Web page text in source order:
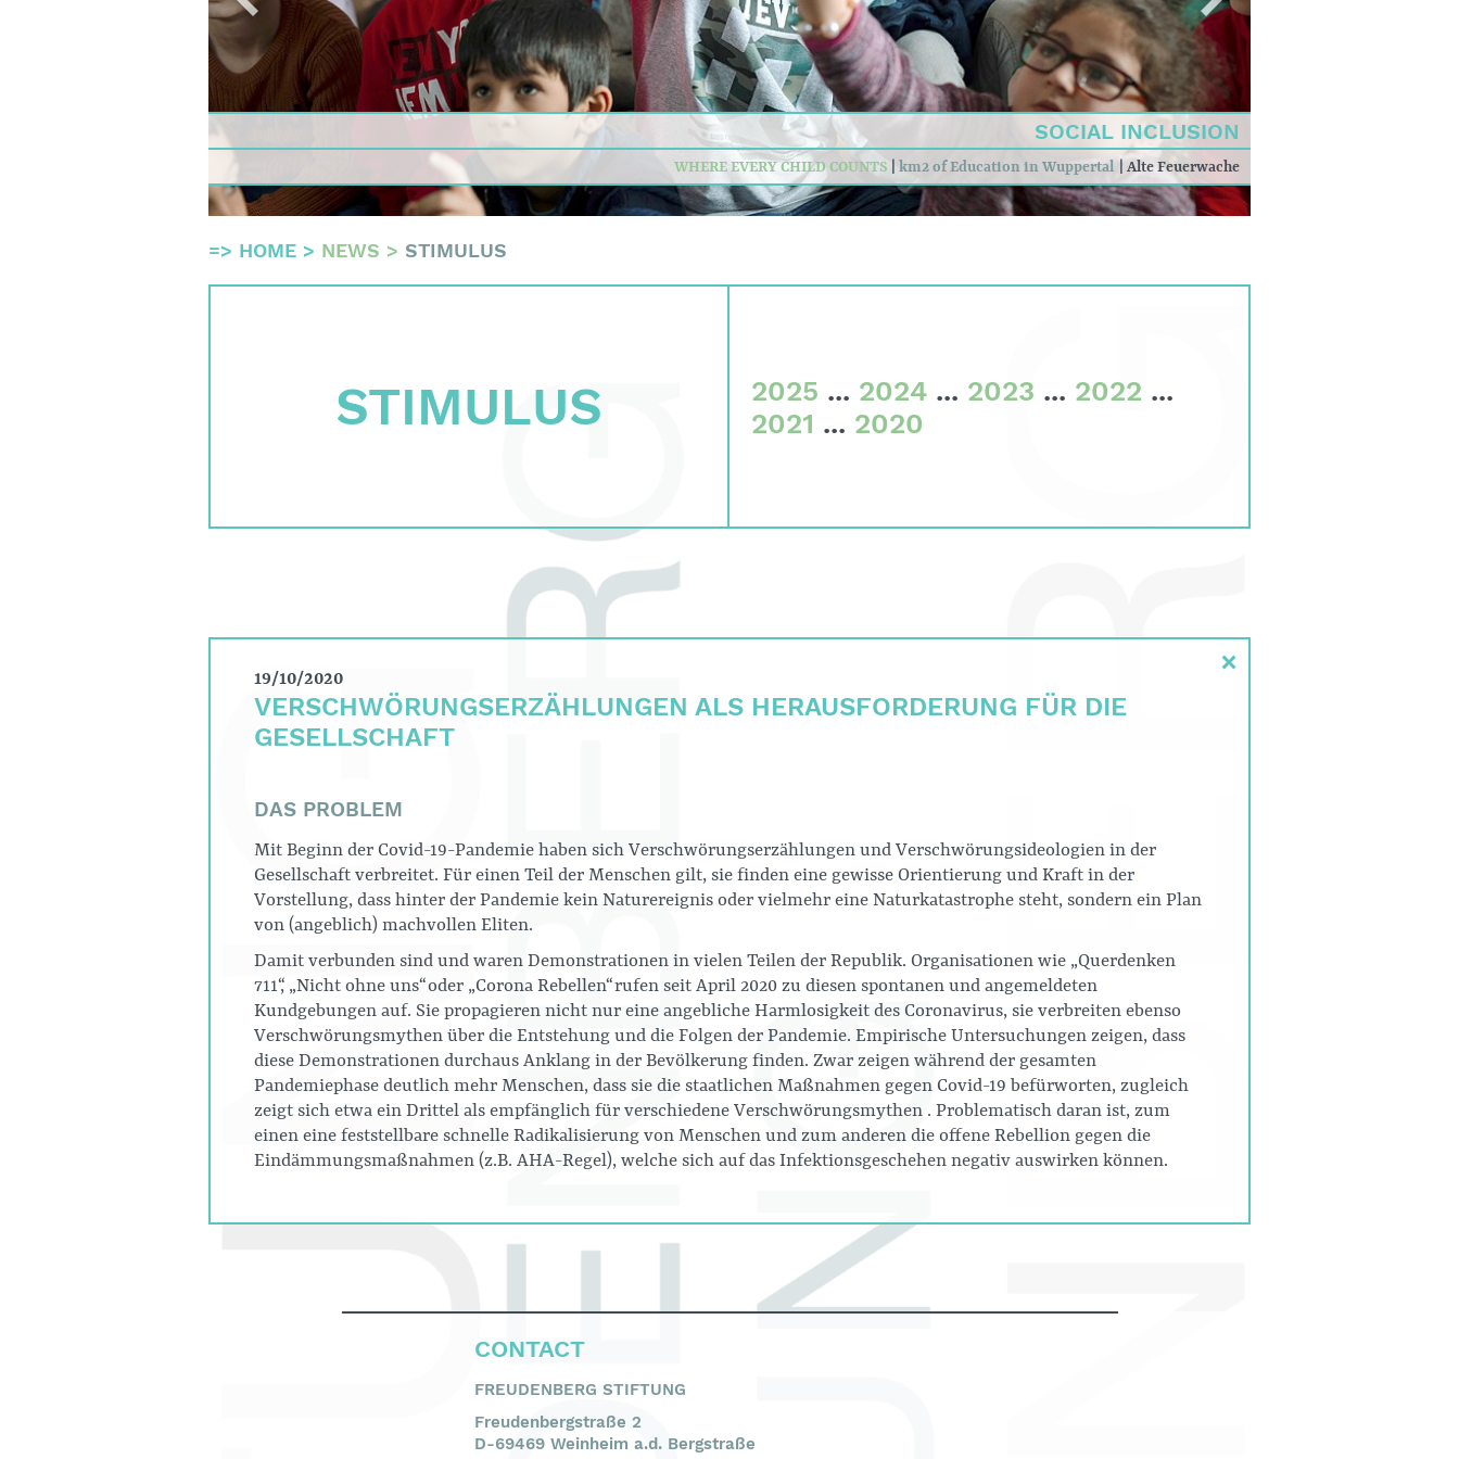
SOCIAL INCLUSION
WHERE EVERY CHILD COUNTS km2 of Education in Wuppertal Alte Feuerwache
=> HOME > NEWS > STIMULUS
STIMULUS 2025 ... 2024 ... 2023 ... 2022 ...
2021 ... 2020
×
19/10/2020
VERSCHWÖRUNGSERZÄHLUNGEN ALS HERAUSFORDERUNG FÜR DIE
GESELLSCHAFT
DAS PROBLEM
Mit Beginn der Covid-19-Pandemie haben sich Verschwörungserzählungen und Verschwörungsideologien in der
Gesellschaft verbreitet. Für einen Teil der Menschen gilt, sie finden eine gewisse Orientierung und Kraft in der
Vorstellung, dass hinter der Pandemie kein Naturereignis oder vielmehr eine Naturkatastrophe steht, sondern ein Plan
von (angeblich) machvollen Eliten.
Damit verbunden sind und waren Demonstrationen in vielen Teilen der Republik. Organisationen wie „Querdenken
711“, „Nicht ohne uns“ oder „Corona Rebellen“ rufen seit April 2020 zu diesen spontanen und angemeldeten
Kundgebungen auf. Sie propagieren nicht nur eine angebliche Harmlosigkeit des Coronavirus, sie verbreiten ebenso
Verschwörungsmythen über die Entstehung und die Folgen der Pandemie. Empirische Untersuchungen zeigen, dass
diese Demonstrationen durchaus Anklang in der Bevölkerung finden. Zwar zeigen während der gesamten
Pandemiephase deutlich mehr Menschen, dass sie die staatlichen Maßnahmen gegen Covid-19 befürworten, zugleich
zeigt sich etwa ein Drittel als empfänglich für verschiedene Verschwörungsmythen . Problematisch daran ist, zum
einen eine feststellbare schnelle Radikalisierung von Menschen und zum anderen die offene Rebellion gegen die
Eindämmungsmaßnahmen (z.B. AHA-Regel), welche sich auf das Infektionsgeschehen negativ auswirken können.
CONTACT
FREUDENBERG STIFTUNG
Freudenbergstraße 2
D-69469 Weinheim a.d. Bergstraße
Quality criteria
Committees
Team
Imprint
Search
English